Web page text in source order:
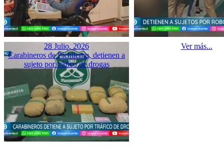
28 Julio, 2026
Carabineros de Pichilemu, detienen a
sujeto por tráfico de drogas
Ver más...